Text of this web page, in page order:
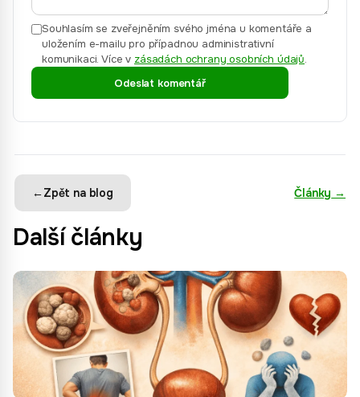
Souhlasím se zveřejněním svého jména u komentáře a
uložením e-mailu pro případnou administrativní
komunikaci. Více v zásadách ochrany osobních údajů.
Odeslat komentář
←Zpět na blog Články →
Další články